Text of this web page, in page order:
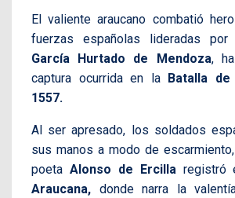
El valiente araucano combatió
fuerzas españolas lideradas por
García Hurtado de Mendoza,
captura ocurrida en la
Batalla
1557.
Al ser apresado, los soldados
sus manos a modo de
poeta Alonso de Ercillaregistró
Araucana, donde narra
la